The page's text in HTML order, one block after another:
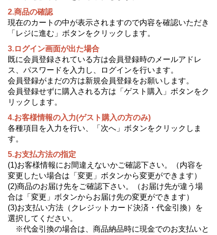
2.商品の確認
現在のカートの中が表示されますので内容を確認いただき
「レジに進む」ボタンをクリックします。
3.ログイン画面が出た場合
既に会員登録されている方は会員登録時のメールアドレ
ス、パスワードを入力し、ログインを行います。
会員登録がまだの方は新規会員登録をお願いします。
会員登録せずに購入される方は「ゲスト購入」ボタンをク
リックします。
4.お客様情報の入力(ゲスト購入の方のみ)
各種項目を入力を行い、「次へ」ボタンをクリックしま
す。
5.お支払方法の指定
(1)お客様情報にお間違えないかご確認下さい。（内容を
変更したい場合は「変更」ボタンから変更ができます）
(2)商品のお届け先をご確認下さい。（お届け先が違う場
合は「変更」ボタンからお届け先の変更ができます）
(3)お支払い方法（クレジットカード決済・代金引換）を
選択してください。
※代金引換の場合は、商品納品時に現金でのお支払いと